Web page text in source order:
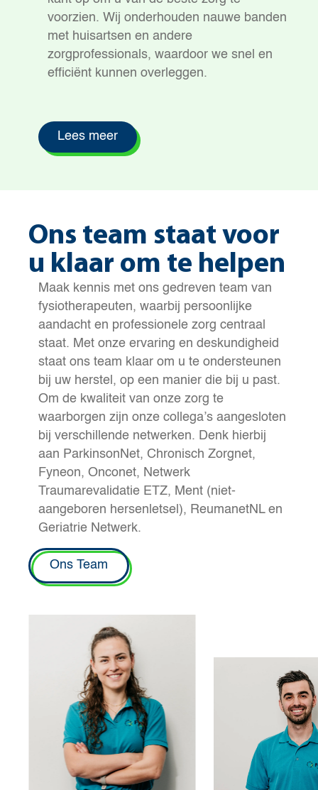
voorzien. Wij onderhouden nauwe banden
met huisartsen en andere
zorgprofessionals, waardoor we snel en
efficiënt kunnen overleggen.
Lees meer
Ons team staat voor
u klaar om te helpen
Maak kennis met ons gedreven team van
fysiotherapeuten, waarbij persoonlijke
aandacht en professionele zorg centraal
staat. Met onze ervaring en deskundigheid
staat ons team klaar om u te ondersteunen
bij uw herstel, op een manier die bij u past.
Om de kwaliteit van onze zorg te
waarborgen zijn onze collega’s aangesloten
bij verschillende netwerken. Denk hierbij
aan ParkinsonNet, Chronisch Zorgnet,
Fyneon, Onconet, Netwerk
Traumarevalidatie ETZ, Ment (niet-
aangeboren hersenletsel), ReumanetNL en
Geriatrie Netwerk.
Ons Team